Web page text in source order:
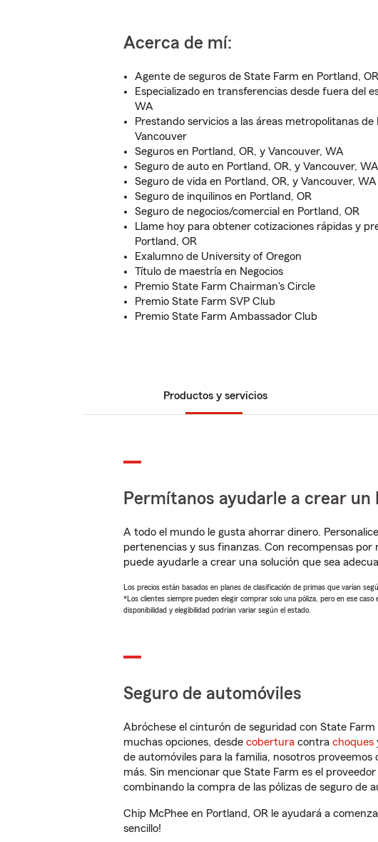
Acerca de mí:
Agente de seguros de State Farm en Portland, OR
Especializado en transferencias desde fuera del
WA
Prestando servicios a las áreas metropolitanas de
Vancouver
Seguros en Portland, OR, y Vancouver, WA
Seguro de auto en Portland, OR, y Vancouver, WA
Seguro de vida en Portland, OR, y Vancouver, WA
Seguro de inquilinos en Portland, OR
Seguro de negocios/comercial en Portland, OR
Llame hoy para obtener cotizaciones rápidas y
Portland, OR
Exalumno de University of Oregon
Título de maestría en Negocios
Premio State Farm Chairman's Circle
Premio State Farm SVP Club
Premio State Farm Ambassador Club
Productos y servicios
Permítanos ayudarle a crear un
A todo el mundo le gusta ahorrar dinero.
pertenencias y sus finanzas. Con recompensas
puede ayudarle a crear una solución que sea
Los precios están basados en planes de clasificación de primas que varían
*Los clientes siempre pueden elegir comprar solo una póliza, pero en ese
disponibilidad y elegibilidad podrían variar según el estado.
Seguro de automóviles
Abróchese el cinturón de seguridad con State Farm
muchas opciones, desde cobertura contra choques
de automóviles para la familia, nosotros
más. Sin mencionar que State Farm es el
combinando la compra de las pólizas de seguro de
Chip McPhee en Portland, OR le ayudará a
sencillo!